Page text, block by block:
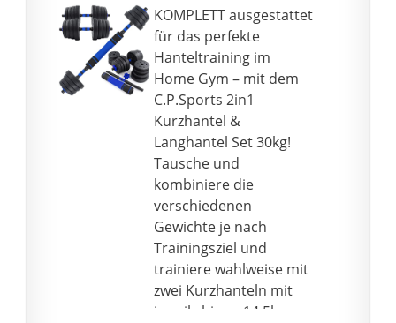
Gewicht wechseln,
sodass Sie nicht viel
Zeit verlieren.
💪 LEICHT ZU
HANDHABEN: Die
Oberfläche und die drei
ergonomischen Griffe
der Kurzhantelscheiben
machen unsere
Scheiben nicht nur
geeignet für Lang- oder
Kurzhantelübungen,
sondern auch sehr
bequem mit bloßen
Händen zu greifen,
KOMPLETT ausgestattet
für das perfekte
Hanteltraining im
Home Gym – mit dem
C.P.Sports 2in1
Kurzhantel &
Langhantel Set 30kg!
Tausche und
kombiniere die
verschiedenen
Gewichte je nach
Trainingsziel und
trainiere wahlweise mit
zwei Kurzhanteln mit
jeweils bis zu 14,5kg